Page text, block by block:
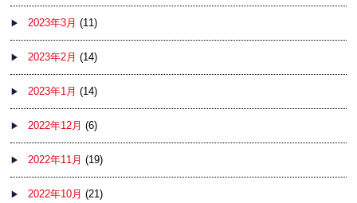
2023年3月 (11)
2023年2月 (14)
2023年1月 (14)
2022年12月 (6)
2022年11月 (19)
2022年10月 (21)